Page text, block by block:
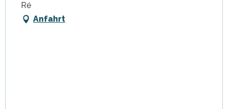
Ré
Anfahrt